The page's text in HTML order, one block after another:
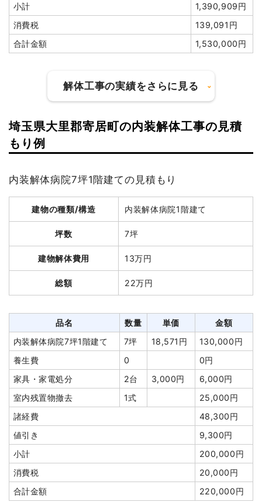
室内残置物撤去
8,000円
諸経費
15,000円
値引き
0円
216,720円
円
軽量鉄骨造住宅45坪2階
建て
45坪
55,600
円
2,502,000
円
小運搬費
45坪
円
894,000円
養生費 233m² 700円
163,100円
物置撤去
1式
100,000円
アスベスト撤去
6m³
30,000
180,000円
植木・植栽撤去 160,000円
ブロック塀撤去
100,000円
小計
1,390,909円
消費税
139,091円
合計金額
1,530,000円
解体工事の実績をさらに見る
建物の種類/構造
建物解体費用 785万円
総額 940万円
品名
鉄骨造アパート130坪3階
130坪
60,385
7,850,000
土間コンクリート撤去
1式
50,000円
駐車場撤去
1式
65,000円
植木・植栽撤去
3台
円
180,000円
諸経費
175,000円
値引き
17,600円
小計
8,702,400
円
消費税
697,600円
合計金額
9,400,000
円
埼玉県大里郡寄居町の内装解体工事の見積
もり例
内装解体病院7坪1階建ての見積もり
建物の種類/構造 内装解体病院1階建て
坪数 7坪
建物解体費用 13万円
総額 22万円
品名 数量 単価
金額
内装解体病院7坪1階建て
7坪 18,571円
130,000円
養生費
0
0円
家具・家電処分
2台 3,000円
6,000円
室内残置物撤去
1式
25,000円
諸経費
48,300円
値引き
9,300円
小計
200,000円
消費税
20,000円
合計金額
220,000円